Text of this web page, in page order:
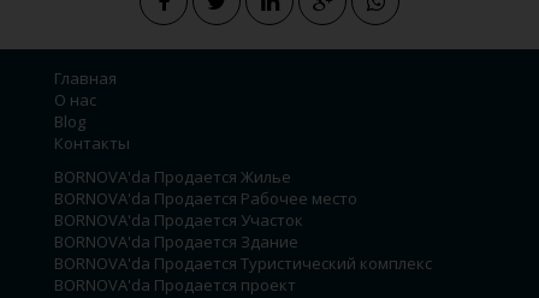
Главная
О нас
Blog
Контакты
BORNOVA'da Продается Жилье
BORNOVA'da Продается Рабочее место
BORNOVA'da Продается Участок
BORNOVA'da Продается Здание
BORNOVA'da Продается Туристический комплекс
BORNOVA'da Продается проект